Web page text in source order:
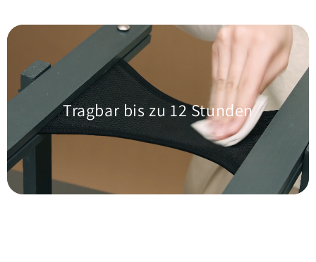
Tragbar bis zu 12 Stunden